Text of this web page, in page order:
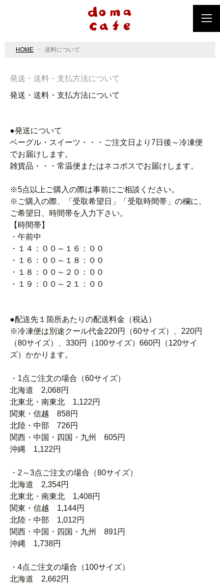
HOME 送料について
発送・送料・支払方法について
発送・送料・支払方法について
●発送について
ベーグル・スイーツ・・・ご注文日より7日後～冷凍便
でお届けします。
雑貨品・・・常温便またはネコポスでお届けします。
※5点以上ご購入の際は事前にご相談ください。
※ご購入の際、「受取希望日」「受取時間帯」の欄に、
ご希望日、時間帯を入力下さい。
【時間帯】
・午前中
・１４：００～１６：００
・１６：００～１８：００
・１８：００～２０：００
・１９：００～２１：００
●配送先１箇所あたりの配送料金（税込）
※冷凍便は別途クール代金220円（60サイズ）、220円
（80サイズ）、330円（100サイズ）660円（120サイ
ズ）かかります。
・1点ご注文の場合（60サイズ）
北海道 2,068円
北東北・南東北 1,122円
関東・信越 858円
北陸・中部 726円
関西・中国・四国・九州 605円
沖縄 1,122円
・2～3点ご注文の場合（80サイズ）
北海道 2,354円
北東北・南東北 1,408円
関東・信越 1,144円
北陸・中部 1,012円
関西・中国・四国・九州 891円
沖縄 1,738円
・4点ご注文の場合（100サイズ）
北海道 2,662円